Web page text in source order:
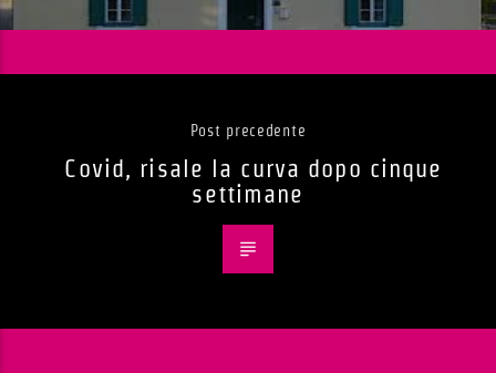
Post precedente
Covid, risale la curva dopo cinque
settimane